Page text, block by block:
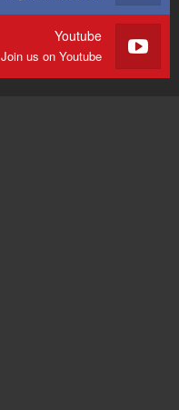
Youtube
Join us on Youtube